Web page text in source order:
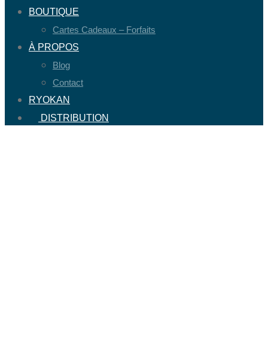
BOUTIQUE
Cartes Cadeaux – Forfaits
À PROPOS
Blog
Contact
RYOKAN
DISTRIBUTION